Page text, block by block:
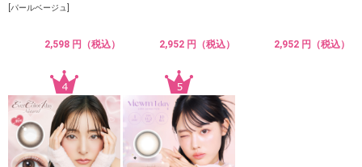
[パールベージュ]
2,598 円（税込） 2,952 円（税込） 2,952 円（税込）